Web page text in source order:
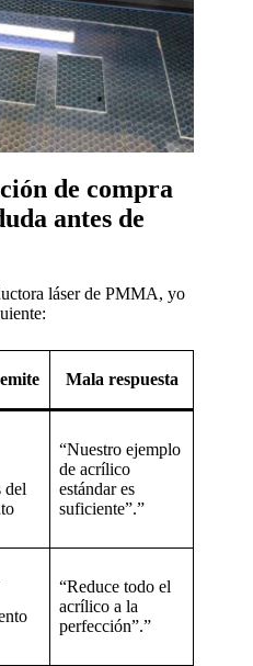
de compra
antes de
láser de PMMA, yo
Mala respuesta
del
“Nuestro ejemplo
de acrílico
estándar es
suficiente”.”
“Reduce todo el
acrílico a la
perfección”.”